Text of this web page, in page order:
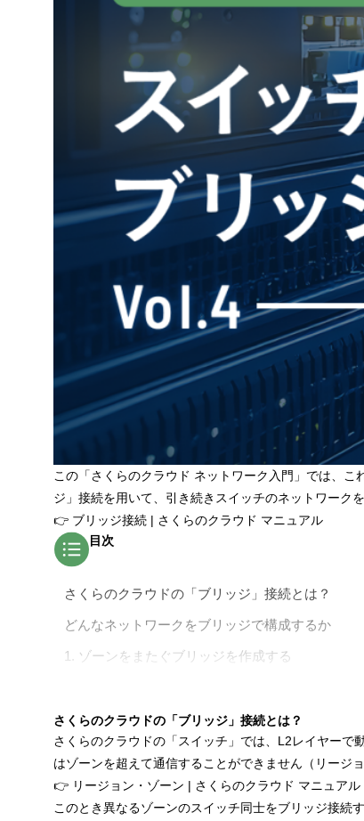
この「さくらのクラウド ネットワーク入門」では、
ジ」接続を用いて、引き続きスイッチのネットワーク
👉 ブリッジ接続 | さくらのクラウド マニュアル
目次
さくらのクラウドの「ブリッジ」接続とは？
どんなネットワークをブリッジで構成するか
1. ゾーンをまたぐブリッジを作成する
3. 別のゾーンでスイッチを起動してブリッジに接
4. 別のゾーンでスイッチに接続されたサーバを起
5. ブリッジを介した接続を確認する
参考リンク
さくらのクラウドの「ブリッジ」接続とは？
さくらのクラウドの「スイッチ」では、L2レイヤーで
はゾーンを超えて通信することができません（リージ
👉 リージョン・ゾーン | さくらのクラウド マニュアル
このとき異なるゾーンのスイッチ同士をブリッジ接続